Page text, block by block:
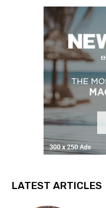
LATEST ARTICLES